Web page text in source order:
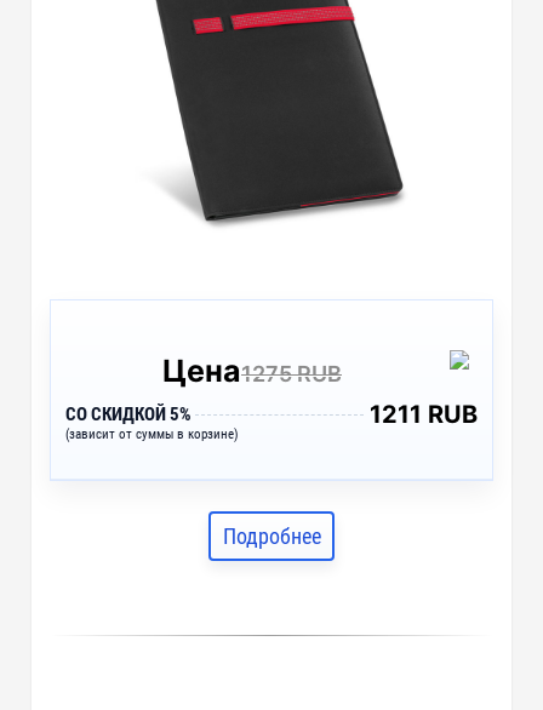
Цена1275 RUB
СО СКИДКОЙ 5%
(зависит от суммы в корзине)
1211 RUB
Подробнее